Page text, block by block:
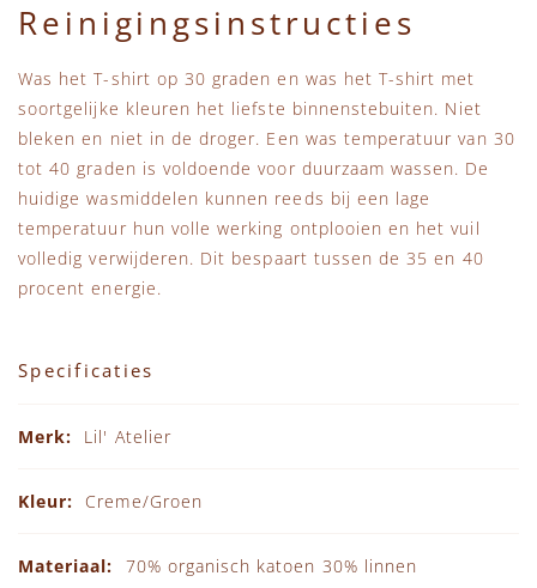
Reinigingsinstructies
Was het T-shirt op 30 graden en was het T-shirt met
soortgelijke kleuren het liefste binnenstebuiten. Niet
bleken en niet in de droger. Een was temperatuur van 30
tot 40 graden is voldoende voor duurzaam wassen. De
huidige wasmiddelen kunnen reeds bij een lage
temperatuur hun volle werking ontplooien en het vuil
volledig verwijderen. Dit bespaart tussen de 35 en 40
procent energie.
Specificaties
Lil' Atelier
Creme/Groen
70% organisch katoen 30% linnen